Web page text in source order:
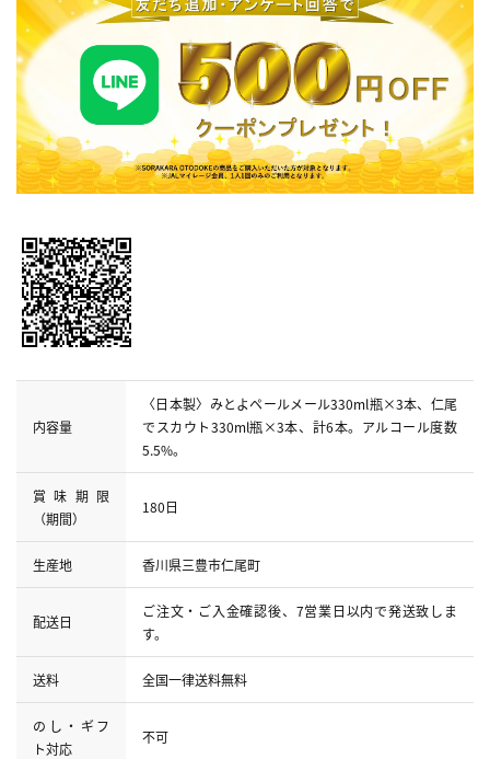
内容量
〈日本製〉みとよペールメール330ml瓶×3本、仁尾
でスカウト330ml瓶×3本、計6本。アルコール度数
5.5%。
賞味期限
（期間）
180日
生産地 香川県三豊市仁尾町
配送日
ご注文・ご入金確認後、7営業日以内で発送致しま
す。
送料 全国一律送料無料
のし・ギフ
ト対応
不可